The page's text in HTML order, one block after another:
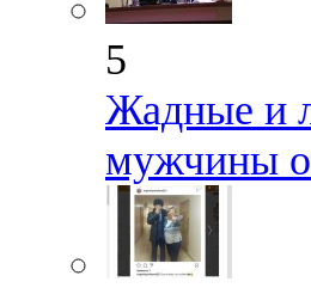
5
Жадные и
мужчины